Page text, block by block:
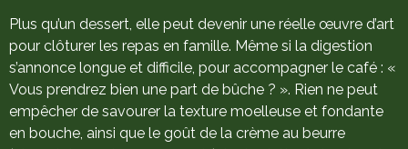
Plus qu’un dessert, elle peut devenir une réelle œuvre d’art
pour clôturer les repas en famille. Même si la digestion
s’annonce longue et difficile, pour accompagner le café : «
Vous prendrez bien une part de bûche ? ». Rien ne peut
empêcher de savourer la texture moelleuse et fondante
en bouche, ainsi que le goût de la crème au beurre